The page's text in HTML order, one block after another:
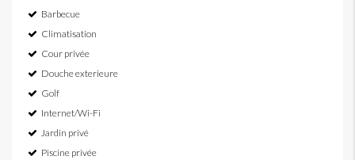
Barbecue
Climatisation
Cour privée
Douche exterieure
Golf
Internet/Wi-Fi
Jardin privé
Piscine privée